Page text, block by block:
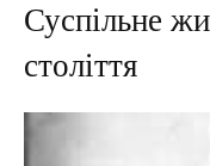
Суспільне
століття